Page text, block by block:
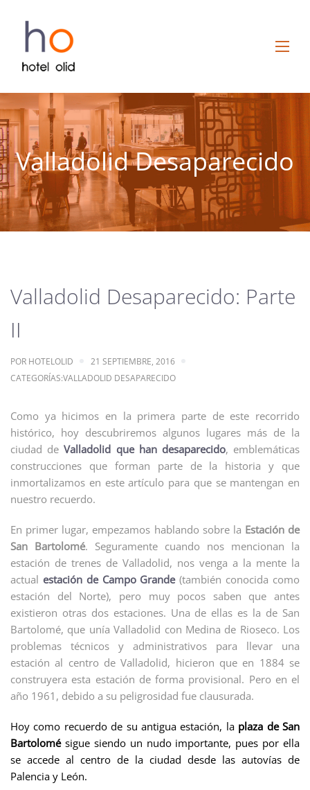
Valladolid Desaparecido
Valladolid Desaparecido: Parte
II
POR HOTELOLID
21 SEPTIEMBRE, 2016
CATEGORÍAS:VALLADOLID DESAPARECIDO
Como ya hicimos en la primera parte de este recorrido
histórico, hoy descubriremos algunos lugares más de la
ciudad deValladolid que han desaparecido, emblemáticas
construcciones que forman parte de la historia y que
inmortalizamos en este artículo para que se mantengan en
nuestro recuerdo.
En primer lugar, empezamos hablando sobre la Estación de
San Bartolomé. Seguramente cuando nos mencionan la
estación de trenes de Valladolid, nos venga a la mente la
actual estación de Campo Grande(también conocida como
estación del Norte), pero muy pocos saben que antes
existieron otras dos estaciones. Una de ellas es la de San
Bartolomé, que unía Valladolid con Medina de Rioseco. Los
problemas técnicos y administrativos para llevar una
estación al centro de Valladolid, hicieron que en 1884 se
construyera esta estación de forma provisional. Pero en el
año 1961, debido a su peligrosidad fue clausurada.
Hoy como recuerdo de su antigua estación, la plaza de San
Bartolomé sigue siendo un nudo importante, pues por ella
se accede al centro de la ciudad desde las autovías de
Palencia y León.